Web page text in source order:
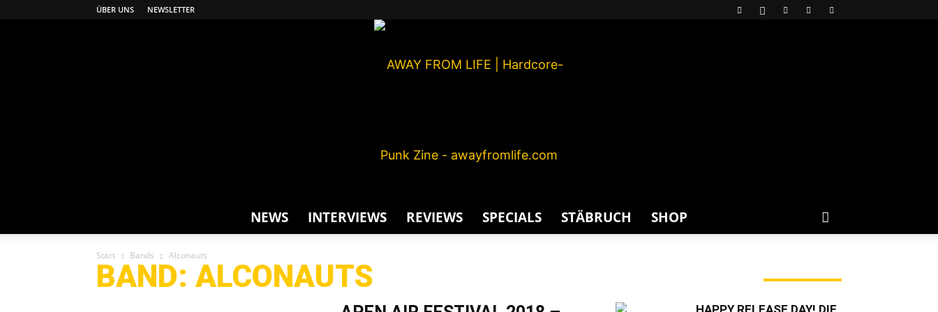
ÜBER UNS NEWSLETTER
NEWS INTERVIEWS REVIEWS SPECIALS STÄBRUCH SHOP
Start Bands Alconauts
BAND: ALCONAUTS
HAPPY RELEASE DAY! DIE